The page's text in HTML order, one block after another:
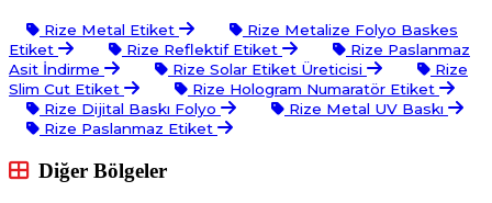
Rize Metal Etiket
Rize Metalize Folyo Baskes
Etiket
Rize Reflektif Etiket
Rize Paslanmaz
Asit İndirme
Rize Solar Etiket Üreticisi
Rize
Slim Cut Etiket
Rize Hologram Numaratör Etiket
Rize Dijital Baskı Folyo
Rize Metal UV Baskı
Rize Paslanmaz Etiket
Diğer Bölgeler